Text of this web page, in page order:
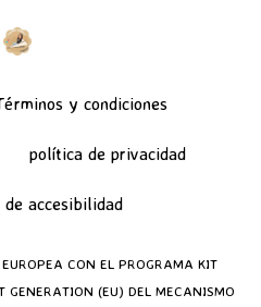
y condiciones
política de privacidad
accesibilidad
CON EL PROGRAMA KIT
GENERATION (EU) DEL MECANISMO